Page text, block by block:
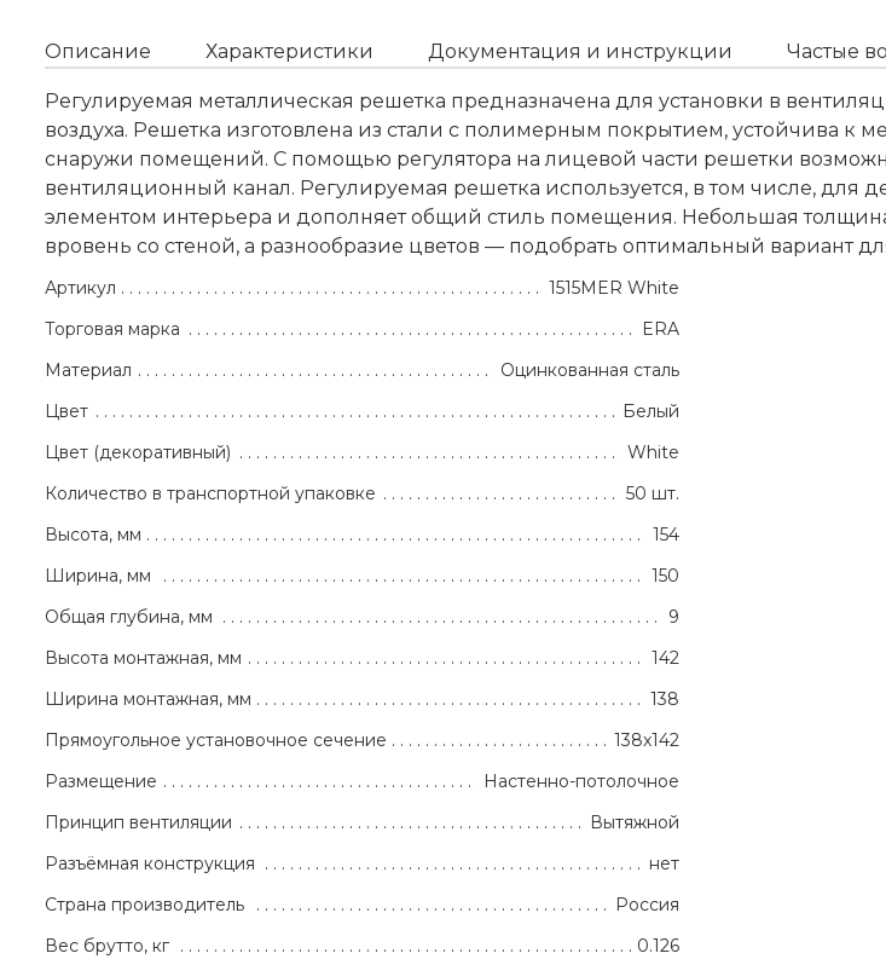
Описание Характеристики Документация и инструкции Частые
Регулируемая металлическая решетка предназначена для установки в
воздуха. Решетка изготовлена из стали с полимерным покрытием, устойчива к
снаружи помещений. С помощью регулятора на лицевой части решетки
вентиляционный канал. Регулируемая решетка используется, в том числе, для
элементом интерьера и дополняет общий стиль помещения. Небольшая
вровень со стеной, а разнообразие цветов — подобрать оптимальный вариант
Артикул
1515MER White
Торговая марка
ERA
Материал
Оцинкованная сталь
Цвет
Белый
Цвет (декоративный)
White
Количество в транспортной упаковке
50 шт.
Высота, мм
154
Ширина, мм
150
Общая глубина, мм
9
Высота монтажная, мм
142
Ширина монтажная, мм
138
Прямоугольное установочное сечение
138x142
Размещение
Настенно-потолочное
Принцип вентиляции
Вытяжной
Разъёмная конструкция
нет
Страна производитель
Россия
Вес брутто, кг
0.126